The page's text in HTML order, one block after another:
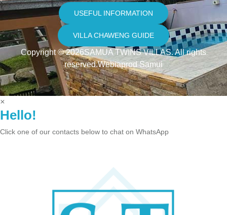
USEFUL INFORMATION
VILLA CHAWENG GUIDE
Copyright © 2026SAMUA TWINS VILLAS. All rights
reserved.Webiaprod Samui
×
Hello!
Click one of our contacts below to chat on WhatsApp